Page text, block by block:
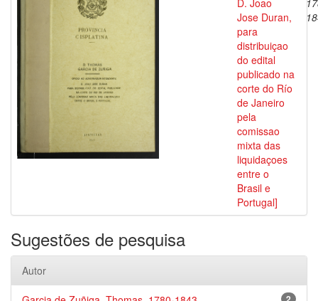
D. Joao
Jose Duran,
para
distribuiçao
do edital
publicado na
corte do Río
de Janeiro
pela
comissao
mixta das
liquidaçoes
entre o
Brasil e
Portugal]
Sugestões de pesquisa
Autor